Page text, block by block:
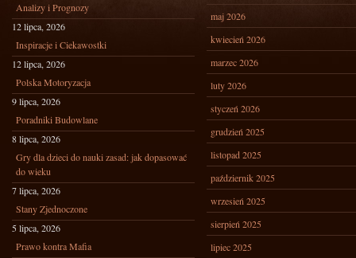
Analizy i Prognozy
12 lipca, 2026
Inspiracje i Ciekawostki
12 lipca, 2026
Polska Motoryzacja
9 lipca, 2026
Poradniki Budowlane
8 lipca, 2026
Gry dla dzieci do nauki zasad: jak dopasować
do wieku
7 lipca, 2026
Stany Zjednoczone
5 lipca, 2026
Prawo kontra Mafia
maj 2026
kwiecień 2026
marzec 2026
luty 2026
styczeń 2026
grudzień 2025
listopad 2025
październik 2025
wrzesień 2025
sierpień 2025
lipiec 2025